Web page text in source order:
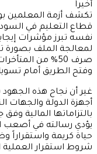
أخيراً
تكشف أزمة المعلمين
قطاع التعليم في
نفسه تبرز مؤشرات
لمعالجة الملف بصورة
صرف 50% من
وفتح الطريق أمام
غير أن نجاح هذه
أجهزة الدولة والجهات
بالتزاماتها المالية
يؤدي رسالته في أصعب
حياة كريمة واستقراراً
شروط استقرار العملية